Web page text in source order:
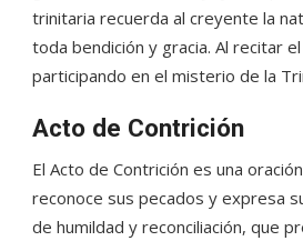
trinitaria recuerda al creyente la
toda bendición y gracia. Al recitar
participando en el misterio de la
Acto de Contrición
El Acto de Contrición es una
reconoce sus pecados y expresa
de humildad y reconciliación, que